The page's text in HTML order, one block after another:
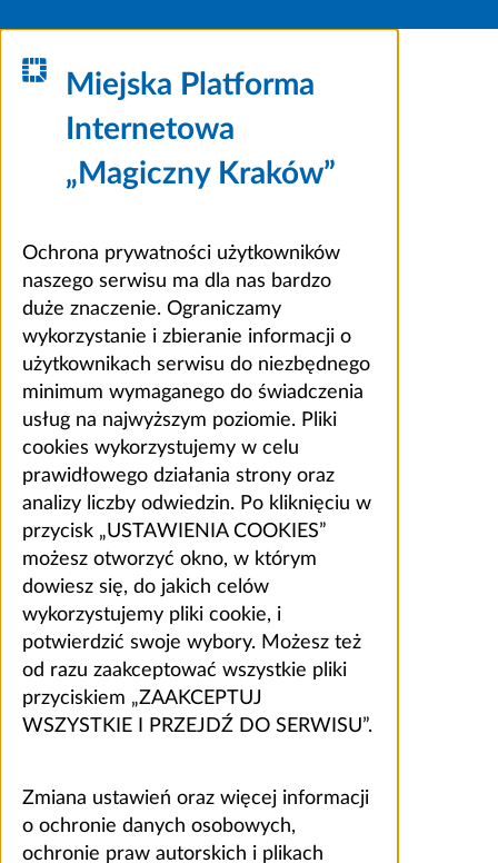
Miejska Platforma
Internetowa
„Magiczny Kraków”
Ochrona prywatności użytkowników
naszego serwisu ma dla nas bardzo
duże znaczenie. Ograniczamy
wykorzystanie i zbieranie informacji o
użytkownikach serwisu do niezbędnego
minimum wymaganego do świadczenia
usług na najwyższym poziomie. Pliki
cookies wykorzystujemy w celu
prawidłowego działania strony oraz
analizy liczby odwiedzin. Po kliknięciu w
przycisk „USTAWIENIA COOKIES”
możesz otworzyć okno, w którym
dowiesz się, do jakich celów
wykorzystujemy pliki cookie, i
potwierdzić swoje wybory. Możesz też
od razu zaakceptować wszystkie pliki
przyciskiem „ZAAKCEPTUJ
WSZYSTKIE I PRZEJDŹ DO SERWISU”.
Zmiana ustawień oraz więcej informacji
o ochronie danych osobowych,
ochronie praw autorskich i plikach